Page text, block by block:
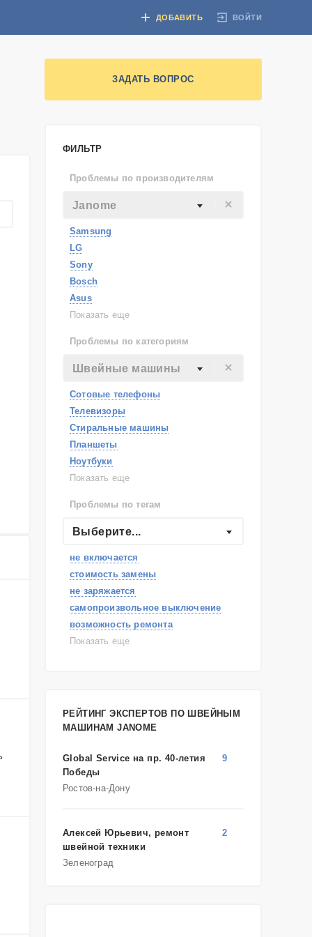
ВОЙТИ
ДОБАВИТЬ
ЗАДАТЬ ВОПРОС
ФИЛЬТР
Проблемы по производителям
Janome
Samsung
LG
Sony
Bosch
Asus
Lenovo
Apple
Indesit
Показать еще
Проблемы по категориям
Швейные машины
Сотовые телефоны
Телевизоры
Стиральные машины
Планшеты
Ноутбуки
Холодильники
Посудомоечные машины
Наушники
Показать еще
Проблемы по тегам
Выберите...
не включается
стоимость замены
не заряжается
самопроизвольное выключение
возможность ремонта
самостоятельный ремонт
решение проблемы
Показать еще
РЕЙТИНГ ЭКСПЕРТОВ ПО ШВЕЙНЫМ
МАШИНАМ JANOME
Global Service на пр. 40-летия
Победы
Ростов-на-Дону
9
Алексей Юрьевич, ремонт
швейной техники
Зеленоград
2